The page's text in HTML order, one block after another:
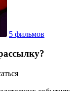
5 фильмов